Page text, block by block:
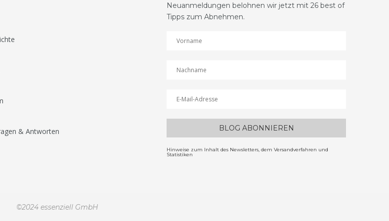
& Antworten
Neuanmeldungen belohnen wir jetzt mit 26 best of
Tipps zum Abnehmen.
Hinweise zum Inhalt des Newsletters, dem Versandverfahren und
Statistiken
©2024 essenziell GmbH